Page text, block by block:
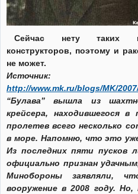
Сейчас нету таких
конструкторов, поэтому и
не может.
Источник:
http://www.mk.ru/blogs/MK/
“Булава” вышла из
крейсера, находившегося
пролетев всего несколько
в море. Напомню, что это
Из последних пяти пусков
официально признан
Минобороны заявляли,
вооружение в 2008 году.